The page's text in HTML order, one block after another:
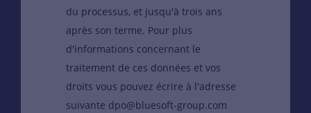
du processus, et jusqu'à trois ans
après son terme. Pour plus
d'informations concernant le
traitement de ces données et vos
droits vous pouvez écrire à l'adresse
suivante dpo@bluesoft-group.com